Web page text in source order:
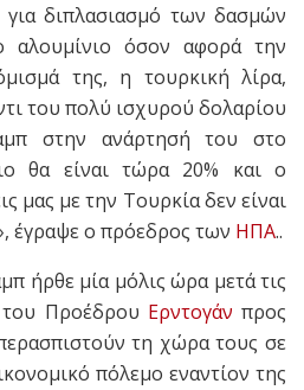
διπλασιασμό των δασμών
αλουμίνιο όσον αφορά την
της, η τουρκική λίρα,
του πολύ ισχυρού δολαρίου
στην ανάρτησή του στο
θα είναι τώρα 20% και ο
μας με την Τουρκία δεν είναι
έγραψε ο πρόεδρος των ΗΠΑ..
ήρθε μία μόλις ώρα μετά τις
του Προέδρου Ερντογάν προς
τη χώρα τους σε
πόλεμο εναντίον της